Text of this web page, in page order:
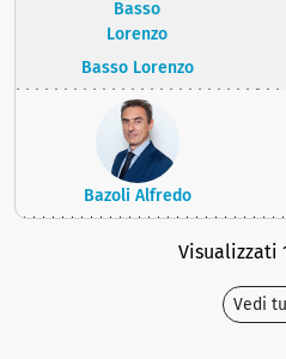
Basso Lorenzo
Bazoli Alfredo
Visualizzati
Vedi